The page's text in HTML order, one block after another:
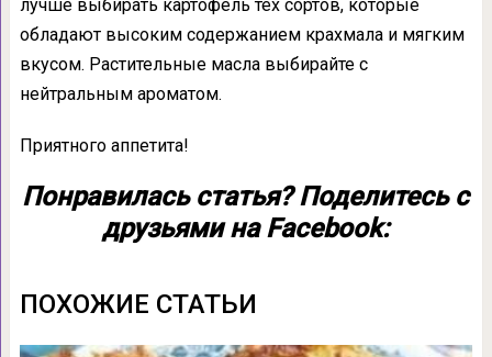
лучше выбирать картофель тех сортов, которые
обладают высоким содержанием крахмала и мягким
вкусом. Растительные масла выбирайте с
нейтральным ароматом.
Приятного аппетита!
Понравилась статья? Поделитесь с
друзьями на Facebook:
ПОХОЖИЕ СТАТЬИ